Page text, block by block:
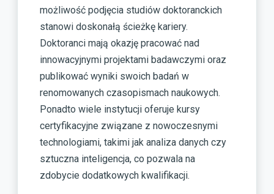
możliwość podjęcia studiów doktoranckich
stanowi doskonałą ścieżkę kariery.
Doktoranci mają okazję pracować nad
innowacyjnymi projektami badawczymi oraz
publikować wyniki swoich badań w
renomowanych czasopismach naukowych.
Ponadto wiele instytucji oferuje kursy
certyfikacyjne związane z nowoczesnymi
technologiami, takimi jak analiza danych czy
sztuczna inteligencja, co pozwala na
zdobycie dodatkowych kwalifikacji.